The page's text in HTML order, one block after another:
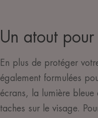
Un atout
En plus de protéger
également formulées
écrans, la lumière bleue
taches sur le visage.